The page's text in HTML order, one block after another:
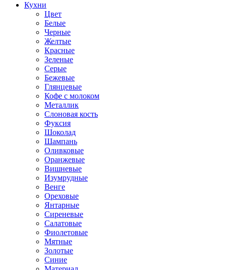
Кухни
Цвет
Белые
Черные
Желтые
Красные
Зеленые
Серые
Бежевые
Глянцевые
Кофе с молоком
Металлик
Слоновая кость
Фуксия
Шоколад
Шампань
Оливковые
Оранжевые
Вишневые
Изумрудные
Венге
Ореховые
Янтарные
Сиреневые
Салатовые
Фиолетовые
Мятные
Золотые
Синие